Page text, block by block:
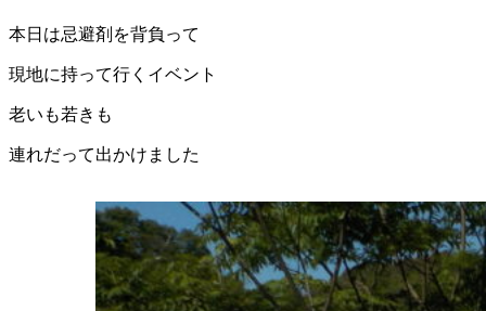
本日は忌避剤を背負って
現地に持って行くイベント
老いも若きも
連れだって出かけました